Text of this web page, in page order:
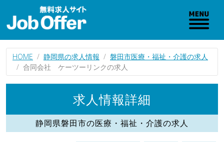
HOME 静岡県の求人情報
磐田市医療・福祉・介護の求人
合同会社 ケーツーリンクの求人
求人情報詳細
静岡県磐田市の医療・福祉・介護の求人